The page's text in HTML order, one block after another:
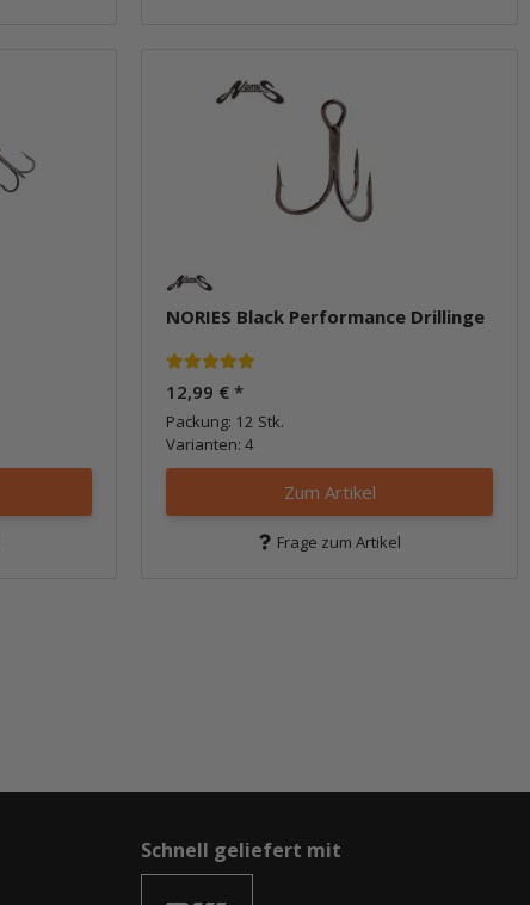
NORIES Black Performance Drillinge
12,99 € *
Packung: 12 Stk.
Varianten: 4
Zum Artikel
Frage zum Artikel
Schnell geliefert mit